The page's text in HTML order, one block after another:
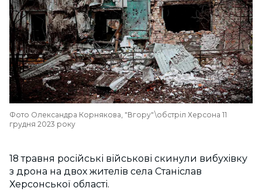
Фото Олександра Корнякова, "Вгору"\обстріл Херсона 11
грудня 2023 року
18 травня російські військові скинули вибухівку
з дрона на двох жителів села Станіслав
Херсонської області.